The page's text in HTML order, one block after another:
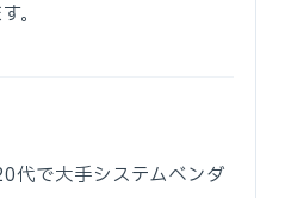
。
代で大手システムベンダ